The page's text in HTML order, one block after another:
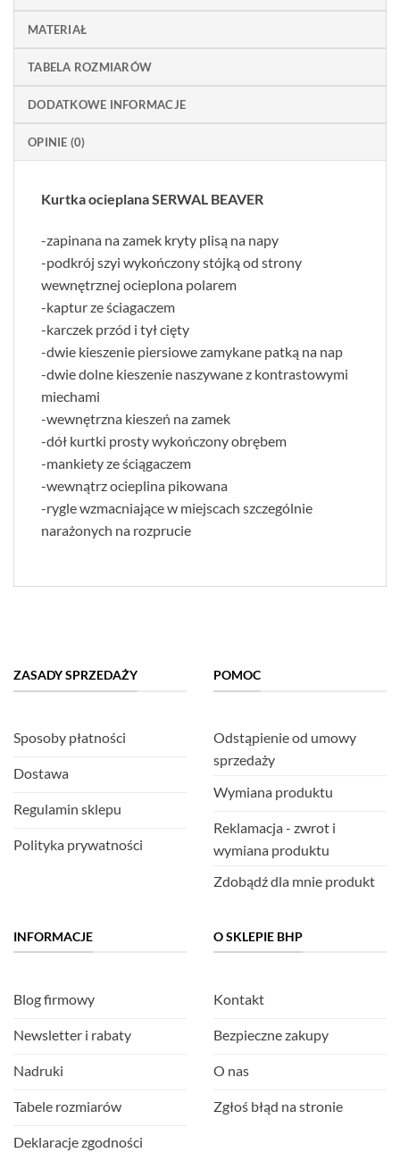
MATERIAŁ
TABELA ROZMIARÓW
DODATKOWE INFORMACJE
OPINIE (0)
Kurtka ocieplana SERWAL BEAVER
-zapinana na zamek kryty plisą na napy
-podkrój szyi wykończony stójką od strony
wewnętrznej ocieplona polarem
-kaptur ze ściagaczem
-karczek przód i tył cięty
-dwie kieszenie piersiowe zamykane patką na nap
-dwie dolne kieszenie naszywane z kontrastowymi
miechami
-wewnętrzna kieszeń na zamek
-dół kurtki prosty wykończony obrębem
-mankiety ze ściągaczem
-wewnątrz ocieplina pikowana
-rygle wzmacniające w miejscach szczególnie
narażonych na rozprucie
ZASADY SPRZEDAŻY
Sposoby płatności
Dostawa
Regulamin sklepu
Polityka prywatności
POMOC
Odstąpienie od umowy
sprzedaży
Wymiana produktu
Reklamacja - zwrot i
wymiana produktu
Zdobądź dla mnie produkt
INFORMACJE
Blog firmowy
Newsletter i rabaty
Nadruki
Tabele rozmiarów
Deklaracje zgodności
O SKLEPIE BHP
Kontakt
Bezpieczne zakupy
O nas
Zgłoś błąd na stronie